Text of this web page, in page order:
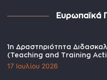
Ευρωπαϊκά
1η Δραστηριότητα
(Teaching and Training
17 Ιουλίου 2026